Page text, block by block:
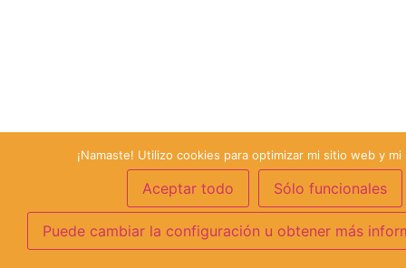
¡Namaste! Utilizo cookies para optimizar mi sitio web y mi
Aceptar todo Sólo funcionales
Puede cambiar la configuración u obtener más